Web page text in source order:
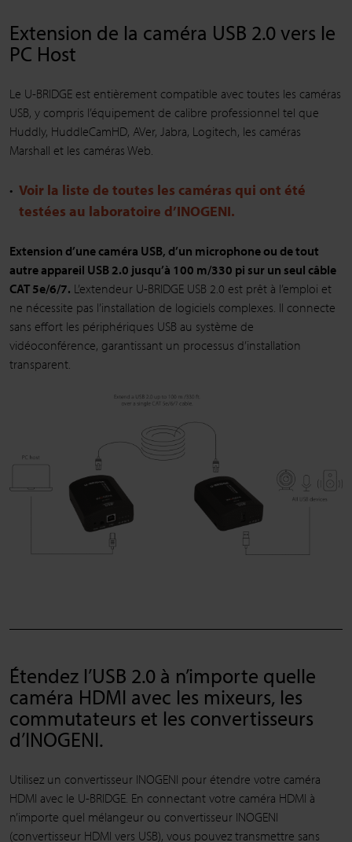
Extension de la caméra USB 2.0 vers le
PC Host
Le U-BRIDGE est entièrement compatible avec toutes les caméras
USB, y compris l’équipement de calibre professionnel tel que
Huddly, HuddleCamHD, AVer, Jabra, Logitech, les caméras
Marshall et les caméras Web.
Voir la liste de toutes les caméras qui ont été
testées au laboratoire d’INOGENI.
Extension d’une caméra USB, d’un microphone ou de tout
autre appareil USB 2.0 jusqu’à 100 m/330 pi sur un seul câble
CAT 5e/6/7. L’extendeur U-BRIDGE USB 2.0 est prêt à l’emploi et
ne nécessite pas l’installation de logiciels complexes. Il connecte
sans effort les périphériques USB au système de
vidéoconférence, garantissant un processus d’installation
transparent.
Étendez l’USB 2.0 à n’importe quelle
caméra HDMI avec les mixeurs, les
commutateurs et les convertisseurs
d’INOGENI.
Utilisez un convertisseur INOGENI pour étendre votre caméra
HDMI avec le U-BRIDGE. En connectant votre caméra HDMI à
n’importe quel mélangeur ou convertisseur INOGENI
(convertisseur HDMI vers USB), vous pouvez transmettre sans